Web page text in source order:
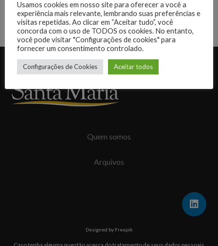
E esse tal de Novo Ensino Médio?
5 anos atrás
Desenvolvido por:
Quem somos
Arquivos
Designed by Freepik
Usamos cookies em nosso site para oferecer a você a
experiência mais relevante, lembrando suas preferências e
visitas repetidas. Ao clicar em “Aceitar tudo”, você
concorda com o uso de TODOS os cookies. No entanto,
você pode visitar "Configurações de cookies" para
fornecer um consentimento controlado.
Configurações de Cookies Aceitar todos